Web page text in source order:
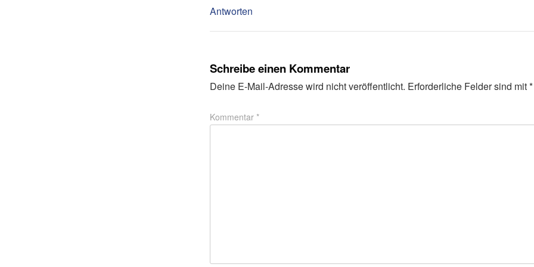
Antworten
Schreibe einen Kommentar
Deine E-Mail-Adresse wird nicht veröffentlicht. Erforderliche Felder sind mit*
Kommentar *